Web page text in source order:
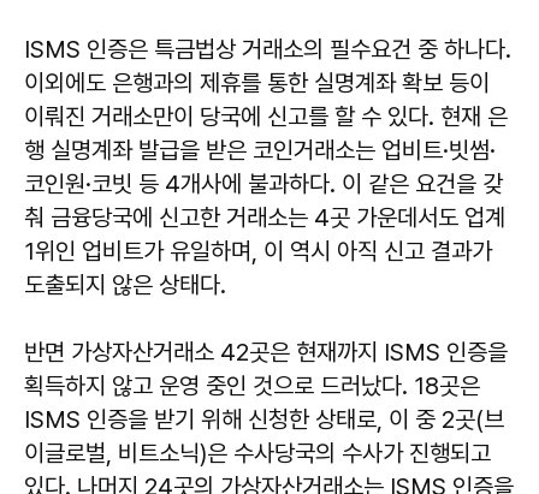
ISMS 인증은 특금법상 거래소의 필수요건 중 하나다.
이외에도 은행과의 제휴를 통한 실명계좌 확보 등이
이뤄진 거래소만이 당국에 신고를 할 수 있다. 현재 은
행 실명계좌 발급을 받은 코인거래소는 업비트·빗썸·
코인원·코빗 등 4개사에 불과하다. 이 같은 요건을 갖
춰 금융당국에 신고한 거래소는 4곳 가운데서도 업계
1위인 업비트가 유일하며, 이 역시 아직 신고 결과가
도출되지 않은 상태다.
반면 가상자산거래소 42곳은 현재까지 ISMS 인증을
획득하지 않고 운영 중인 것으로 드러났다. 18곳은
ISMS 인증을 받기 위해 신청한 상태로, 이 중 2곳(브
이글로벌, 비트소닉)은 수사당국의 수사가 진행되고
있다. 나머지 24곳의 가상자산거래소는 ISMS 인증을